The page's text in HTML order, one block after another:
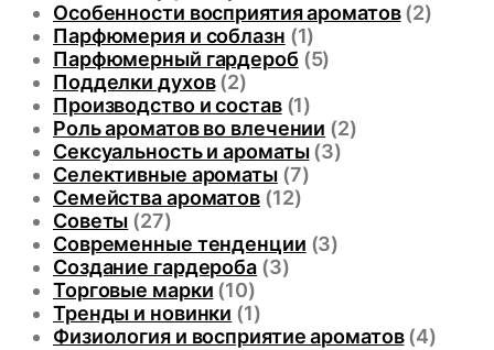
Особенности восприятия ароматов(2)
Парфюмерия и соблазн (1)
Парфюмерный гардероб (5)
Подделки духов(2)
Производство и состав(1)
Роль ароматов во влечении (2)
Сексуальность и ароматы(3)
Селективные ароматы(7)
Семейства ароматов(12)
Советы (27)
Современные тенденции (3)
Создание гардероба(3)
Торговые марки (10)
Тренды и новинки (1)
Физиология и восприятие ароматов(4)